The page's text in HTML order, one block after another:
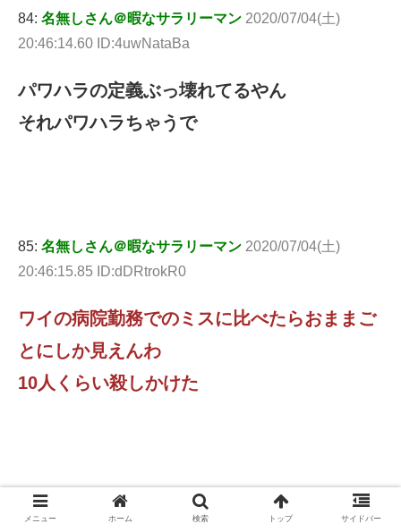
84: 名無しさん＠暇なサラリーマン 2020/07/04(土)
20:46:14.60 ID:4uwNataBa
パワハラの定義ぶっ壊れてるやん
それパワハラちゃうで
85: 名無しさん＠暇なサラリーマン 2020/07/04(土)
20:46:15.85 ID:dDRtrokR0
ワイの病院勤務でのミスに比べたらおままご
とにしか見えんわ
10人くらい殺しかけた
140: 名無しさん＠暇なサラリーマン
2020/07/04(土)
メニュー ホーム 検索 トップ サイドバー